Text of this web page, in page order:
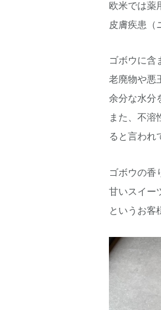
欧米では薬
皮膚疾患（
ゴボウに含
老廃物や悪
余分な水分
また、不溶
ると言われ
ゴボウの香
甘いスイー
というお客